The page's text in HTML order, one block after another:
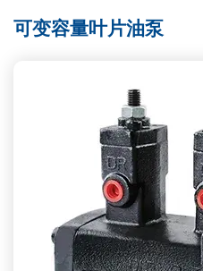
可变容量叶片油泵